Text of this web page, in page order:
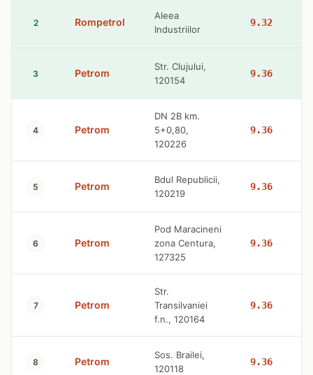
2 Rompetrol
Aleea
Industriilor
9.32
3 Petrom
Str. Clujului,
120154
9.36
4 Petrom
DN 2B km.
5+0,80,
120226
9.36
5 Petrom
Bdul Republicii,
120219
9.36
6 Petrom
Pod Maracineni
zona Centura,
127325
9.36
7 Petrom
Str.
Transilvaniei
f.n., 120164
9.36
8 Petrom
Sos. Brailei,
120118
9.36